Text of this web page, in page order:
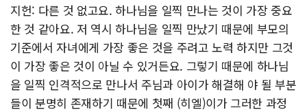
지헌: 다른 것 없고요. 하나님을 일찍 만나는 것이 가장 중요
한 것 같아요. 저 역시 하나님을 일찍 만났기 때문에 부모의
기준에서 자녀에게 가장 좋은 것을 주려고 노력 하지만 그것
이 가장 좋은 것이 아닐 수 있거든요. 그렇기 때문에 하나님
을 일찍 인격적으로 만나서 주님과 아이가 해결해 야 될 부분
들이 분명히 존재하기 때문에 첫째 (히엘)이가 그러한 과정